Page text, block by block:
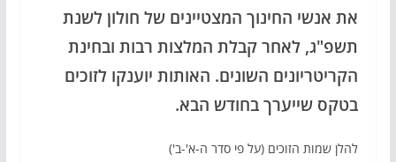
את אנשי החינוך המצטיינים של חולון לשנת
תשפ"ג, לאחר קבלת המלצות רבות ובחינת
הקריטריונים השונים. האותות יוענקו לזוכים
בטקס שייערך בחודש הבא.
להלן שמות הזוכים (על פי סדר ה-א'-ב')